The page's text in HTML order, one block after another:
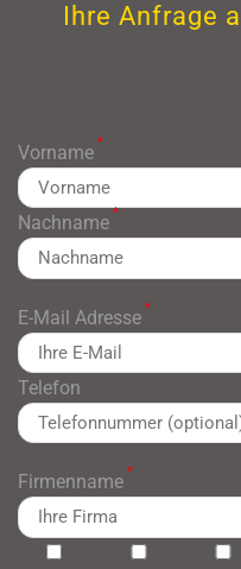
Ihre Anfrage
Vorname *
Nachname*
E-Mail Adresse *
Telefon
Firmenname *